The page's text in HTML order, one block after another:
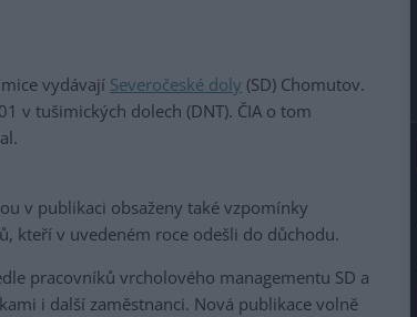
vydávají Severočeské doly (SD) Chomutov.
v tušimických dolech (DNT). ČIA o tom
v publikaci obsaženy také vzpomínky
kteří v uvedeném roce odešli do důchodu.
pracovníků vrcholového managementu SD a
i další zaměstnanci. Nová publikace volně